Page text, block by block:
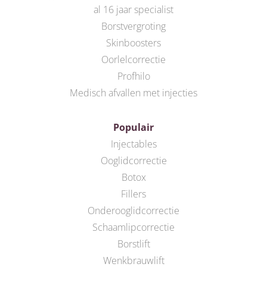
al 16 jaar specialist
Borstvergroting
Skinboosters
Oorlelcorrectie
Profhilo
Medisch afvallen met injecties
Populair
Injectables
Ooglidcorrectie
Botox
Fillers
Onderooglidcorrectie
Schaamlipcorrectie
Borstlift
Wenkbrauwlift